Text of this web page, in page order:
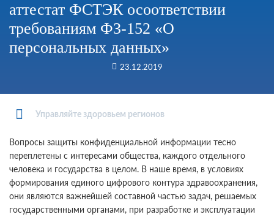
аттестат ФСТЭК осоответствии
требованиям ФЗ-152 «О
персональных данных»
23.12.2019
Управляйте здоровьем регионов
Вопросы защиты конфиденциальной информации тесно
переплетены с интересами общества, каждого отдельного
человека и государства в целом. В наше время, в условиях
формирования единого цифрового контура здравоохранения,
они являются важнейшей составной частью задач, решаемых
государственными органами, при разработке и эксплуатации